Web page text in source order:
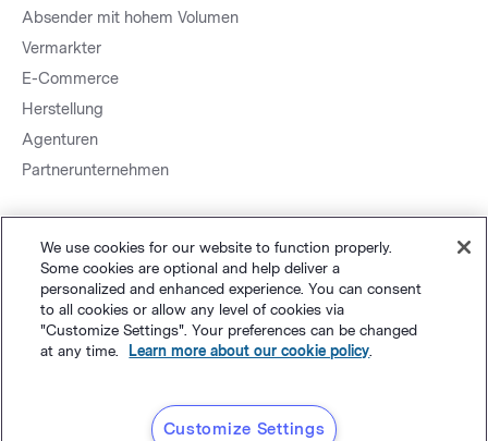
Absender mit hohem Volumen
Vermarkter
E-Commerce
Herstellung
Agenturen
Partnerunternehmen
Sitemap. Datenschutz &AGB Cookie-Einstellungen
Polaris Software, LLC
We use cookies for our website to function properly.
Some cookies are optional and help deliver a
personalized and enhanced experience. You can consent
to all cookies or allow any level of cookies via
"Customize Settings". Your preferences can be changed
at any time.
Learn more about our cookie policy.
Customize Settings